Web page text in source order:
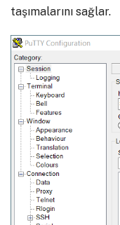
taşımalarını sağlar.